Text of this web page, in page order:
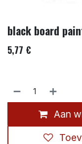
black board
5,77 €
Aan